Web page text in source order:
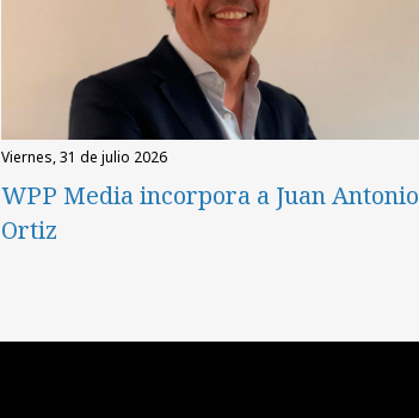
viernes, 31 de julio 2026
WPP Media incorpora a Juan Antonio
Ortiz